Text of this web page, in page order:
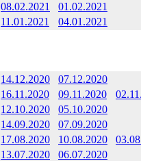
08.02.2021
01.02.2021
11.01.2021 04.01.2021
14.12.2020
07.12.2020
16.11.2020 09.11.2020
12.10.2020
05.10.2020
14.09.2020
07.09.2020
17.08.2020 10.08.2020
13.07.2020
06.07.2020